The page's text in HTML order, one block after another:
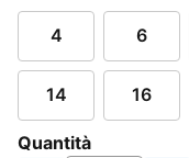
4 6
14 16
Quantità